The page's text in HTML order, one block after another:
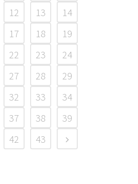
12 13
14
17 18
19
22 23
24
27 28
29
32 33
34
37 38
39
42 43